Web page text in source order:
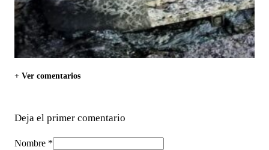
+ Ver comentarios
Deja el primer comentario
Nombre *